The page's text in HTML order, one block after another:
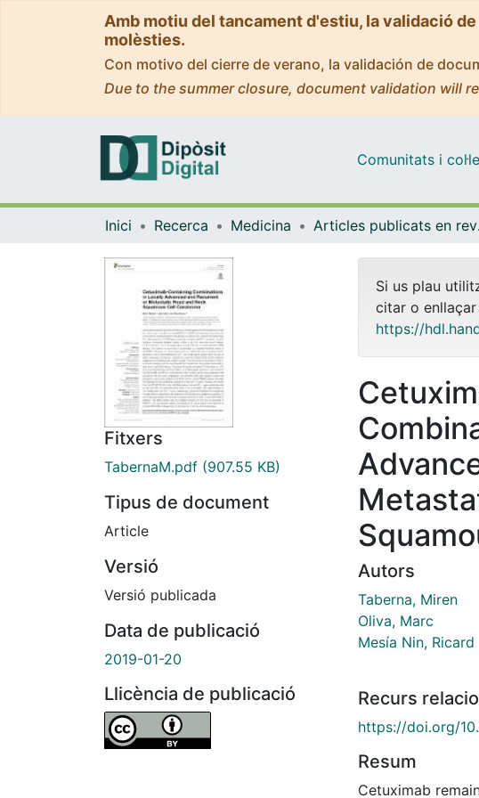
Amb motiu del tancament d'estiu, la validació
molèsties.
Con motivo del cierre de verano, la validación de
Due to the summer closure, document validation will
Comunitats i
Inici Recerca Medicina
Fitxers
TabernaM.pdf (907.55 KB)
Tipus de document
Article
Versió
Versió publicada
Data de publicació
2019-01-20
Llicència de publicació
Si us plau
citar o
https://
Autors
Taberna, Miren
Oliva, Marc
Mesía Nin, Ricard
Recurs
https://doi.org/
Resum
Cetuximab